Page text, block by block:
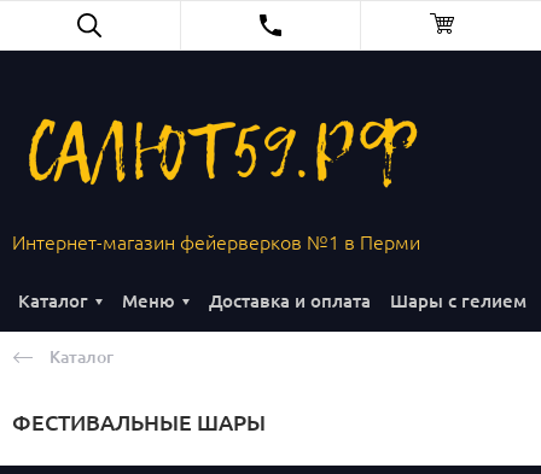
Интернет-магазин фейерверков №1 в Перми
Каталог Меню Доставка и оплата Шары с гелием
Каталог
ФЕСТИВАЛЬНЫЕ ШАРЫ